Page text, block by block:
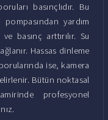
basınçlıdır. Bu
yardım
basınç arttırılır. Su
Hassas dinleme
ise, kamera
Bütün noktasal
profesyonel